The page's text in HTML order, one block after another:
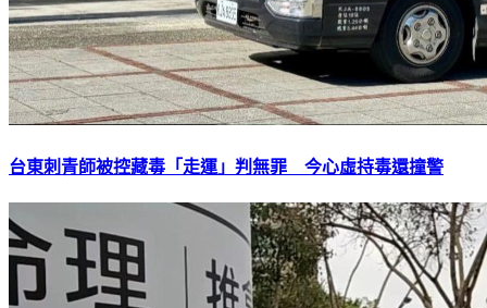
台東刺青師被控藏毒「走運」判無罪 今心虛持毒還撞警